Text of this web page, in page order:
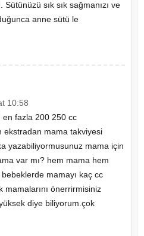
sık sık sağmanızı ve
anne sütü le
10:58
fazla 200 250 cc
ekstradan mama takviyesi
yazabiliyormusunuz mama için
var mı? hem mama hem
mamayı kaç cc
mamalarını önerrirmisiniz
diye biliyorum.çok